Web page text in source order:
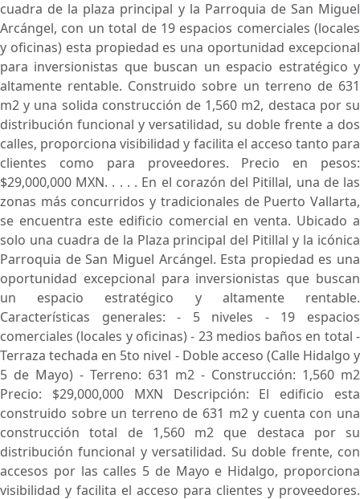
cuadra de la plaza principal y la Parroquia de San Miguel
Arcángel, con un total de 19 espacios comerciales (locales
y oficinas) esta propiedad es una oportunidad excepcional
para inversionistas que buscan un espacio estratégico y
altamente rentable. Construido sobre un terreno de 631
m2 y una solida construcción de 1,560 m2, destaca por su
distribución funcional y versatilidad, su doble frente a dos
calles, proporciona visibilidad y facilita el acceso tanto para
clientes como para proveedores. Precio en pesos:
$29,000,000 MXN. . . . . En el corazón del Pitillal, una de las
zonas más concurridos y tradicionales de Puerto Vallarta,
se encuentra este edificio comercial en venta. Ubicado a
solo una cuadra de la Plaza principal del Pitillal y la icónica
Parroquia de San Miguel Arcángel. Esta propiedad es una
oportunidad excepcional para inversionistas que buscan
un espacio estratégico y altamente rentable.
Características generales: - 5 niveles - 19 espacios
comerciales (locales y oficinas) - 23 medios baños en total -
Terraza techada en 5to nivel - Doble acceso (Calle Hidalgo y
5 de Mayo) - Terreno: 631 m2 - Construcción: 1,560 m2
Precio: $29,000,000 MXN Descripción: El edificio esta
construido sobre un terreno de 631 m2 y cuenta con una
construcción total de 1,560 m2 que destaca por su
distribución funcional y versatilidad. Su doble frente, con
accesos por las calles 5 de Mayo e Hidalgo, proporciona
visibilidad y facilita el acceso para clientes y proveedores.